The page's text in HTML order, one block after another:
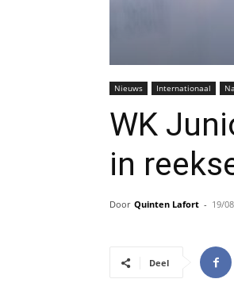
Nieuws Internationaal
WK
in
Door Quinten Lafort - 19/
Deel